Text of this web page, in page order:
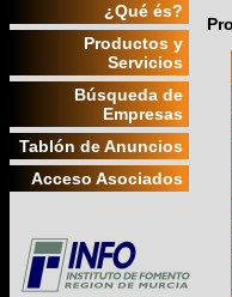
¿Qué és?
Productos y
Servicios
Búsqueda de
Empresas
Tablón de Anuncios
Acceso Asociados